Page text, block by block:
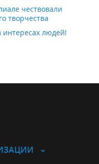
чествовали
творчества
интересах людей!